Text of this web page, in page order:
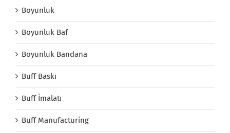
Boyunluk
Boyunluk Baf
Boyunluk Bandana
Buff Baskı
Buff İmalatı
Buff Manufacturing